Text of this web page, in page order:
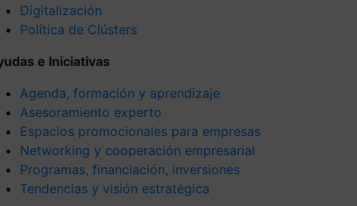
Digitalización
Política de Clústers
e Iniciativas
Agenda, formación y aprendizaje
Asesoramiento experto
Espacios promocionales para empresas
Networking y cooperación empresarial
Programas, financiación, inversiones
Tendencias y visión estratégica